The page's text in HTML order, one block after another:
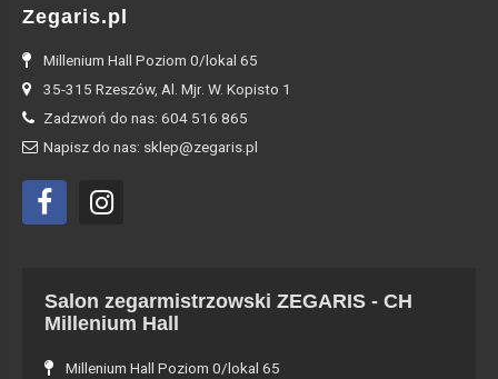
Zegaris.pl
Millenium Hall Poziom 0/lokal 65
35-315 Rzeszów, Al. Mjr. W. Kopisto 1
Zadzwoń do nas: 604 516 865
Napisz do nas: sklep@zegaris.pl
Salon zegarmistrzowski ZEGARIS - CH
Millenium Hall
Millenium Hall Poziom 0/lokal 65